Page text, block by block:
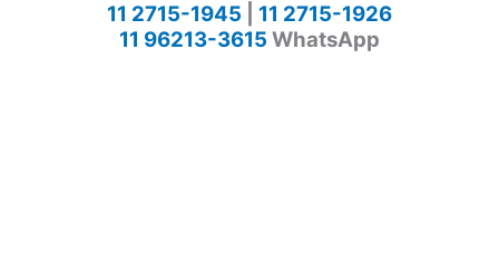
11 2715-1945
11 2715-1926
11 96213-3615 WhatsApp